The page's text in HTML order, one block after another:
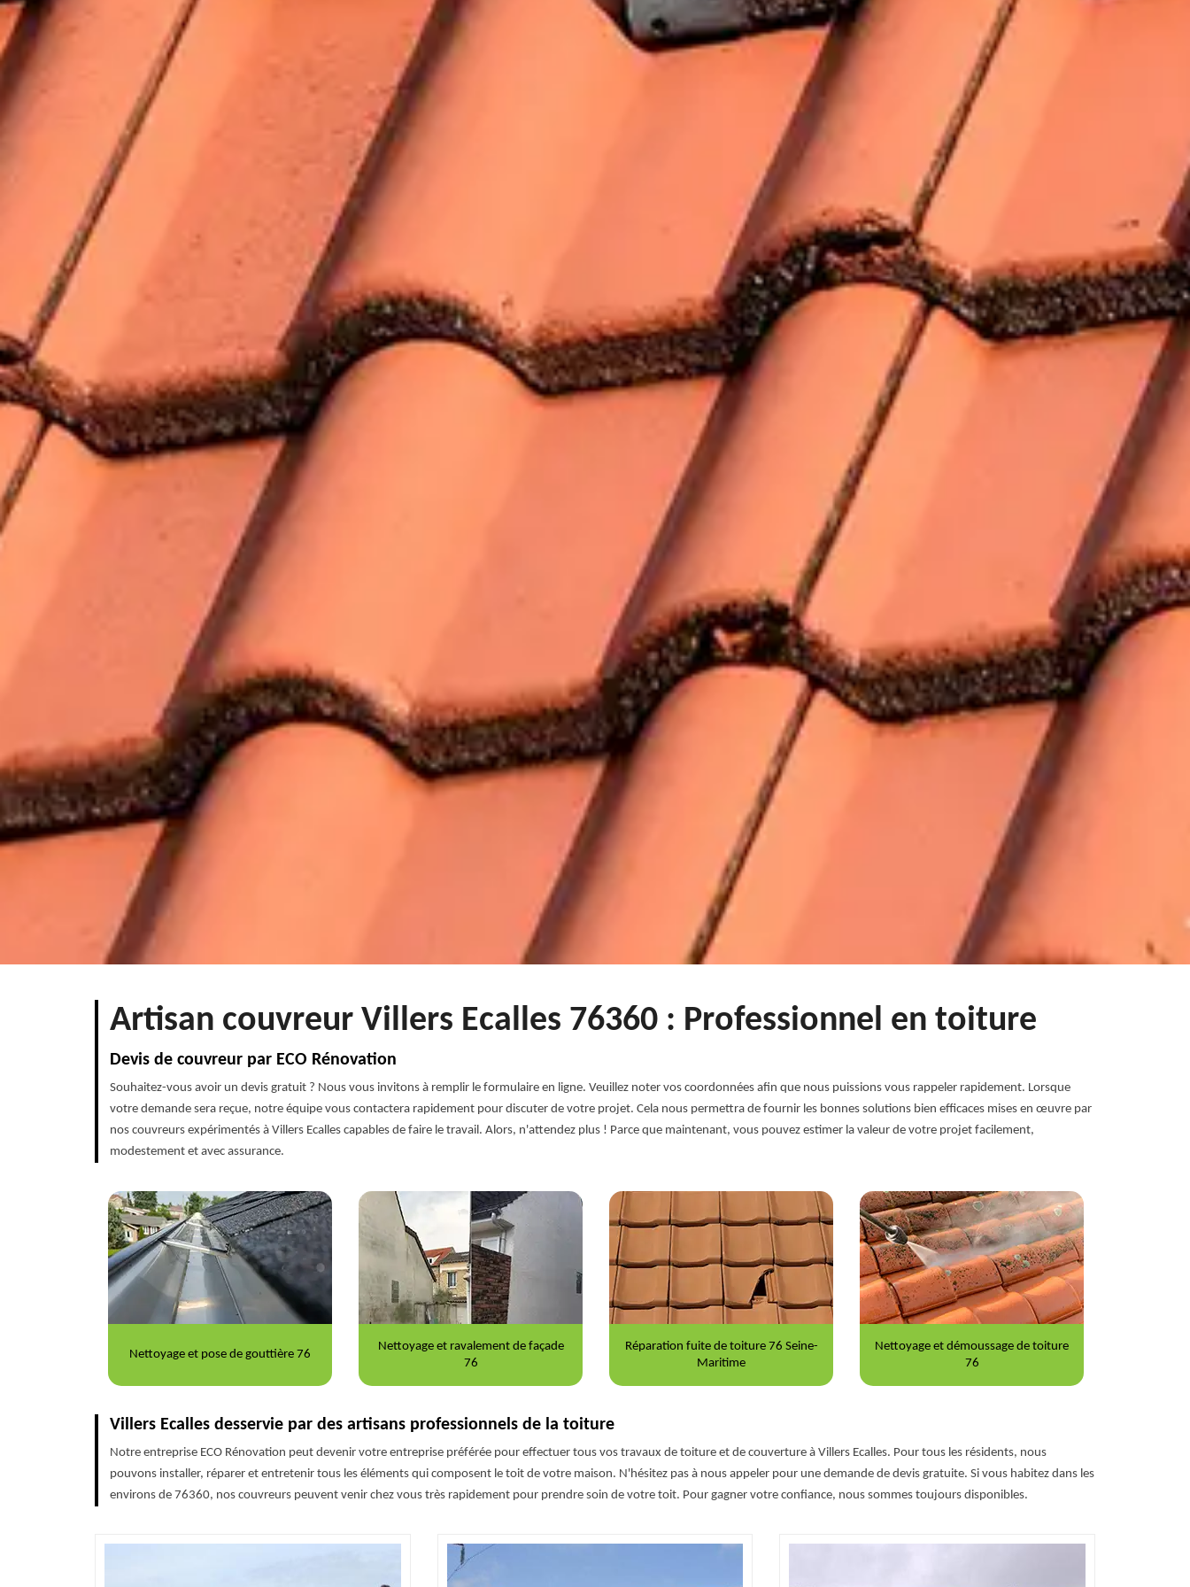
Artisan couvreur Villers Ecalles 76360 : Professionnel en toiture
Devis de couvreur par ECO Rénovation
Souhaitez-vous avoir un devis gratuit ? Nous vous invitons à remplir le formulaire en ligne. Veuillez noter vos coordonnées afin que nous puissions vous rappeler rapidement. Lorsque
votre demande sera reçue, notre équipe vous contactera rapidement pour discuter de votre projet. Cela nous permettra de fournir les bonnes solutions bien efficaces mises en œuvre par
nos couvreurs expérimentés à Villers Ecalles capables de faire le travail. Alors, n'attendez plus ! Parce que maintenant, vous pouvez estimer la valeur de votre projet facilement,
modestement et avec assurance.
Nettoyage et pose de gouttière 76
Nettoyage et ravalement de façade
76
Réparation fuite de toiture 76 Seine-
Maritime
Nettoyage et démoussage de toiture
76
Villers Ecalles desservie par des artisans professionnels de la toiture
Notre entreprise ECO Rénovation peut devenir votre entreprise préférée pour effectuer tous vos travaux de toiture et de couverture à Villers Ecalles. Pour tous les résidents, nous
pouvons installer, réparer et entretenir tous les éléments qui composent le toit de votre maison. N'hésitez pas à nous appeler pour une demande de devis gratuite. Si vous habitez dans les
environs de 76360, nos couvreurs peuvent venir chez vous très rapidement pour prendre soin de votre toit. Pour gagner votre confiance, nous sommes toujours disponibles.